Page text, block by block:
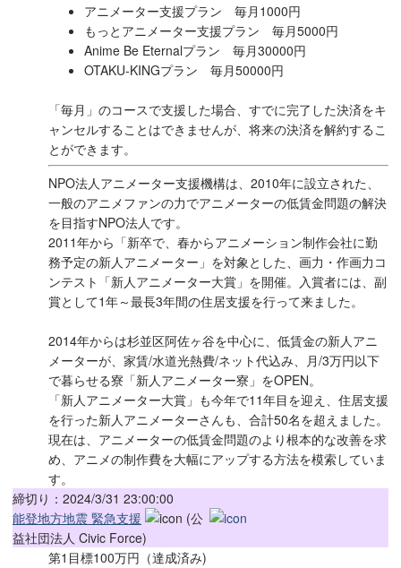
アニメーター支援プラン 毎月1000円
もっとアニメーター支援プラン 毎月5000円
Anime Be Eternalプラン 毎月30000円
OTAKU-KINGプラン 毎月50000円
「毎月」のコースで支援した場合、すでに完了した決済をキ
ャンセルすることはできませんが、将来の決済を解約するこ
とができます。
NPO法人アニメーター支援機構は、2010年に設立された、
一般のアニメファンの力でアニメーターの低賃金問題の解決
を目指すNPO法人です。
2011年から「新卒で、春からアニメーション制作会社に勤
務予定の新人アニメーター」を対象とした、画力・作画力コ
ンテスト「新人アニメーター大賞」を開催。入賞者には、副
賞として1年～最長3年間の住居支援を行って来ました。
2014年からは杉並区阿佐ヶ谷を中心に、低賃金の新人アニ
メーターが、家賃/水道光熱費/ネット代込み、月/3万円以下
で暮らせる寮「新人アニメーター寮」をOPEN。
「新人アニメーター大賞」も今年で11年目を迎え、住居支援
を行った新人アニメーターさんも、合計50名を超えました。
現在は、アニメーターの低賃金問題のより根本的な改善を求
め、アニメの制作費を大幅にアップする方法を模索していま
す。
締切り：2024/3/31 23:00:00
能登地方地震 緊急支援
(公
益社団法人 Civic Force)
第1目標100万円（達成済み)